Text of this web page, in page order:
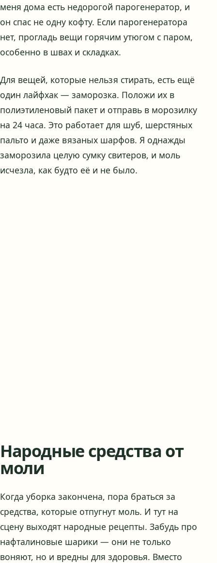
меня дома есть недорогой парогенератор, и
он спас не одну кофту. Если парогенератора
нет, прогладь вещи горячим утюгом с паром,
особенно в швах и складках.
Для вещей, которые нельзя стирать, есть ещё
один лайфхак — заморозка. Положи их в
полиэтиленовый пакет и отправь в морозилку
на 24 часа. Это работает для шуб, шерстяных
пальто и даже вязаных шарфов. Я однажды
заморозила целую сумку свитеров, и моль
исчезла, как будто её и не было.
Народные средства от
моли
Когда уборка закончена, пора браться за
средства, которые отпугнут моль. И тут на
сцену выходят народные рецепты. Забудь про
нафталиновые шарики — они не только
воняют, но и вредны для здоровья. Вместо